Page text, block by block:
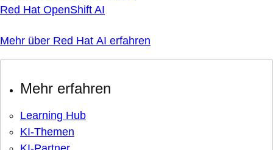
Red Hat OpenShift AI
Mehr über Red Hat AI erfahren
Mehr erfahren
Learning Hub
KI-Themen